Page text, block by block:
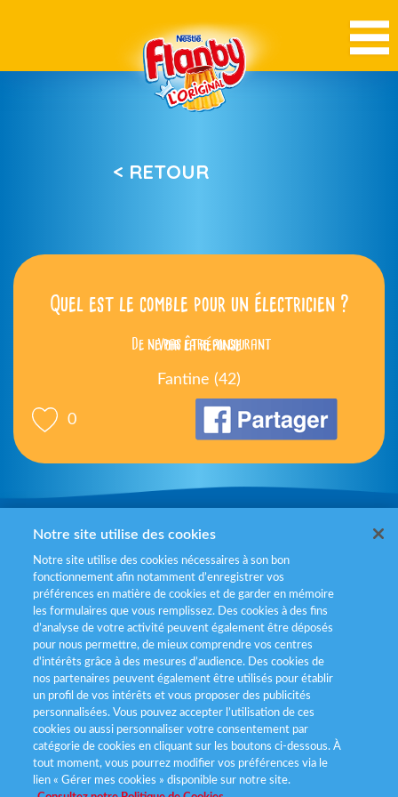
< RETOUR
Quel est le comble pour un électricien ?
Voir la réponse
De ne pas être au courant
0
Fantine (42)
Mentions légales
Politiques de gestion des cookies
Politique données personnelles
Services consommateurs
Déclaration d’accessibilité
Notre site utilise des cookies
Notre site utilise des cookies nécessaires à son bon
fonctionnement afin notamment d’enregistrer vos
préférences en matière de cookies et de garder en mémoire
les formulaires que vous remplissez. Des cookies à des fins
d’analyse de votre activité peuvent également être déposés
pour nous permettre, de mieux comprendre vos centres
d'intérêts grâce à des mesures d’audience. Des cookies de
nos partenaires peuvent également être utilisés pour établir
un profil de vos intérêts et vous proposer des publicités
personnalisées. Vous pouvez accepter l’utilisation de ces
cookies ou aussi personnaliser votre consentement par
catégorie de cookies en cliquant sur les boutons ci-dessous. À
tout moment, vous pourrez modifier vos préférences via le
lien « Gérer mes cookies » disponible sur notre site.